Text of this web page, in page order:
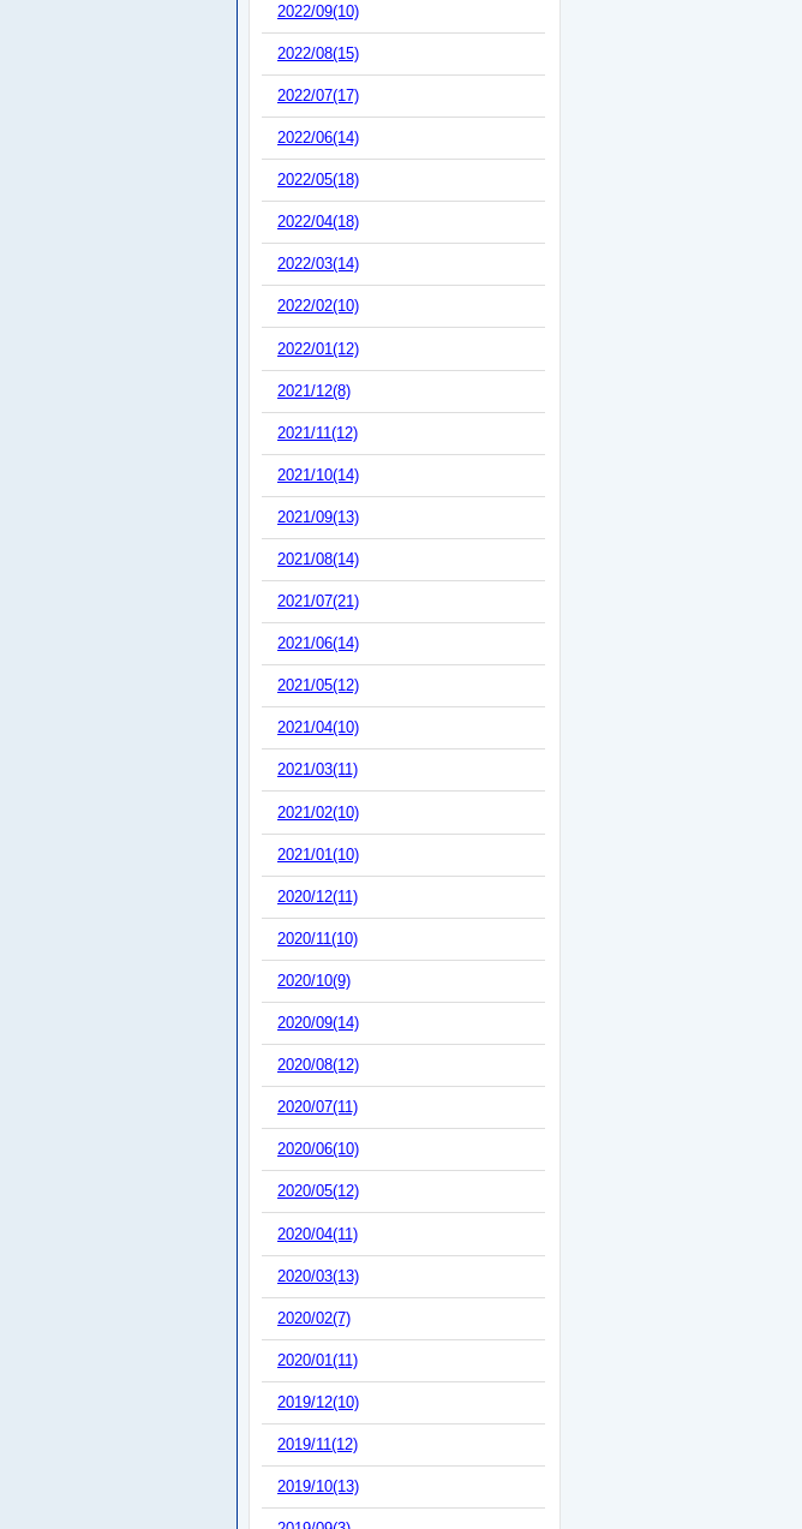
2022/09(10)
2022/08(15)
2022/07(17)
2022/06(14)
2022/05(18)
2022/04(18)
2022/03(14)
2022/02(10)
2022/01(12)
2021/12(8)
2021/11(12)
2021/10(14)
2021/09(13)
2021/08(14)
2021/07(21)
2021/06(14)
2021/05(12)
2021/04(10)
2021/03(11)
2021/02(10)
2021/01(10)
2020/12(11)
2020/11(10)
2020/10(9)
2020/09(14)
2020/08(12)
2020/07(11)
2020/06(10)
2020/05(12)
2020/04(11)
2020/03(13)
2020/02(7)
2020/01(11)
2019/12(10)
2019/11(12)
2019/10(13)